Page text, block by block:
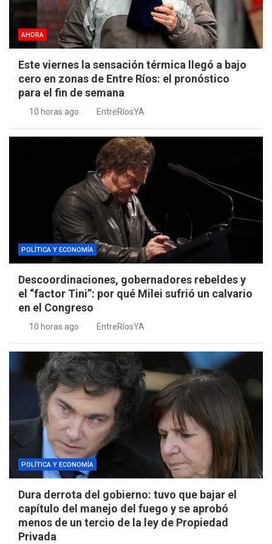
AHORA
Este viernes la sensación térmica llegó a bajo
cero en zonas de Entre Ríos: el pronóstico
para el fin de semana
10 horas ago EntreRíosYA
POLÍTICA Y ECONOMÍA
Descoordinaciones, gobernadores rebeldes y
el “factor Tini”: por qué Milei sufrió un calvario
en el Congreso
10 horas ago EntreRíosYA
POLÍTICA Y ECONOMÍA
Dura derrota del gobierno: tuvo que bajar el
capítulo del manejo del fuego y se aprobó
menos de un tercio de la ley de Propiedad
Privada